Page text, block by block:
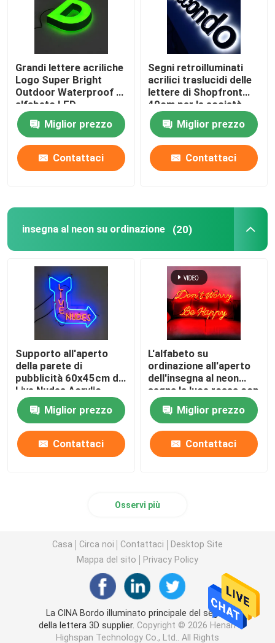
Grandi lettere acriliche
Logo Super Bright
Outdoor Waterproof di
alfabeto LED
Miglior prezzo
Contattaci
Segni retroilluminati
acrilici traslucidi delle
lettere di Shopfront
40cm per le società
Miglior prezzo
Contattaci
insegna al neon su ordinazione (20)
Supporto all'aperto
della parete di
pubblicità 60x45cm di
Live Nudes Acrylic
Neon Sign
Miglior prezzo
Contattaci
L'alfabeto su
ordinazione all'aperto
dell'insegna al neon
segna la luce rossa con
lettere 12VDC
Miglior prezzo
Contattaci
Osservi più
Casa Circa noi Contattaci
Desktop Site
Mappa del sito
Privacy Policy
La CINA Bordo illuminato principale del segno
della lettera 3D supplier. Copyright © 2026 Henan
Highspan Technology Co., Ltd.. All Rights